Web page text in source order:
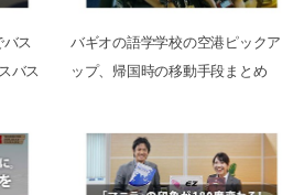
ス
バス
バギオの語学学校の空港ピックア
ップ、帰国時の移動手段まとめ